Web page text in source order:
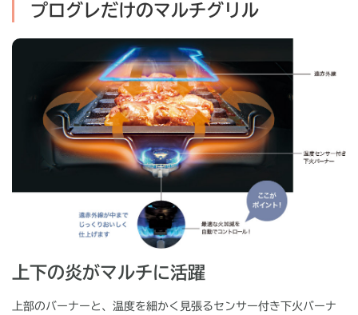
プログレだけのマルチグリル
上下の炎がマルチに活躍
上部のバーナーと、温度を細かく見張るセンサー付き下火バーナ